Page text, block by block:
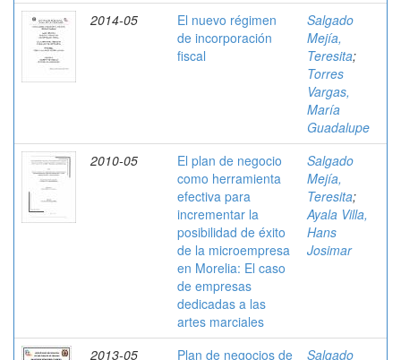
2014-05
El nuevo régimen
de incorporación
fiscal
Salgado
Mejía,
Teresita;
Torres
Vargas,
María
Guadalupe
2010-05
El plan de negocio
como herramienta
efectiva para
incrementar la
posibilidad de éxito
de la microempresa
en Morelia: El caso
de empresas
dedicadas a las
artes marciales
Salgado
Mejía,
Teresita;
Ayala Villa,
Hans
Josimar
2013-05
Plan de negocios de
Salgado